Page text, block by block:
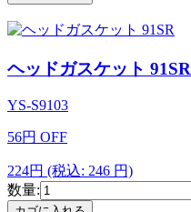
ヘッドガスケット 91SR
YS-S9103
56円 OFF
224円 (税込: 246 円)
数量: